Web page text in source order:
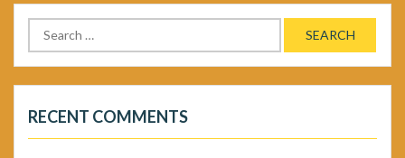
Search
for:
RECENT COMMENTS